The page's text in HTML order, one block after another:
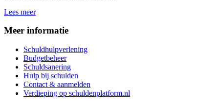
Lees meer
Meer informatie
Schuldhulpverlening
Budgetbeheer
Schuldsanering
Hulp bij schulden
Contact & aanmelden
Verdieping op schuldenplatform.nl